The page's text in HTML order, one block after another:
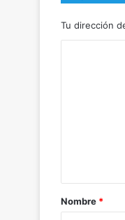
Tu dirección
r
Nombre *